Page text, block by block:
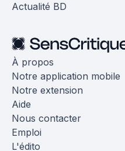
Actualité BD
À propos
Notre application mobile
Notre extension
Aide
Nous contacter
Emploi
L'édito